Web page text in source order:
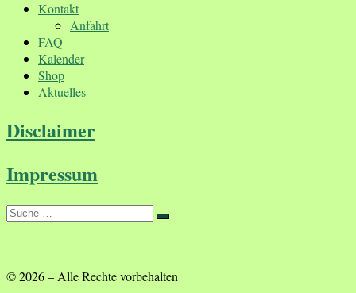
Kontakt
Anfahrt
FAQ
Kalender
Shop
Aktuelles
Disclaimer
Impressum
Suche
Suche
© 2026– Alle Rechte vorbehalten